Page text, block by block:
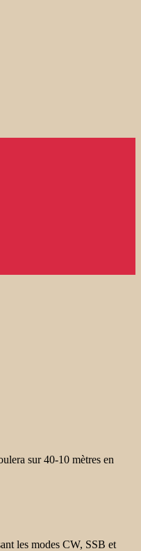
sur 40-10 mètres en
les modes CW, SSB et